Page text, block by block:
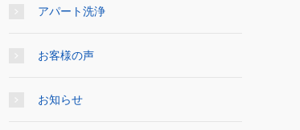
アパート洗浄
お客様の声
お知らせ